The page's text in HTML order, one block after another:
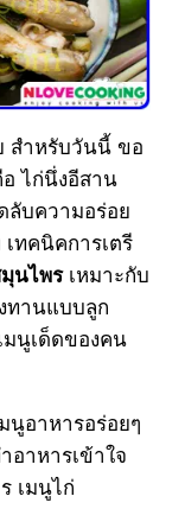
สำหรับวันนี้ ขอ
ไก่นึ่งอีสาน
ลับความอร่อย
ทคนิคการเตรี
นไพรเหมาะกับ
ทานแบบลูก
นูเด็ดของคน
อาหารอร่อยๆ
าหารเข้าใจ
เมนูไก่